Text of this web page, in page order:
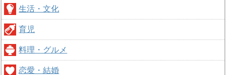
生活・文化
育児
料理・グルメ
恋愛・結婚